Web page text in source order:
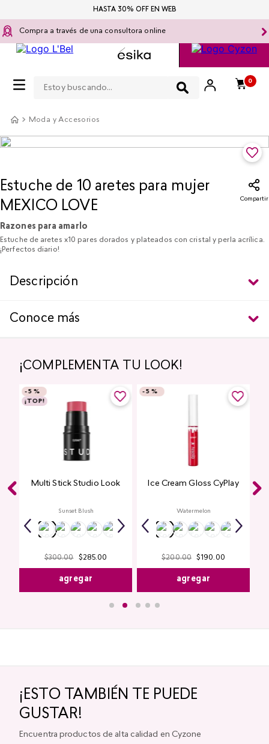
Compra a través de una consultora online
0
HASTA 30% OFF EN WEB
Moda y Accesorios
Estuche de 10 aretes para mujer
MEXICO LOVE
Compartir
Razones para amarlo
Estuche de aretes x10 pares dorados y plateados con cristal y perla acrílica.
¡Perfectos diario!
Descripción
Conoce más
¡COMPLEMENTA TU LOOK!
-5 %
¡TOP!
Multi Stick Studio Look
Sunset Blush
$300.00 $285.00
agregar
-5 %
Ice Cream Gloss CyPlay
Watermelon
$200.00 $190.00
agregar
¡ESTO TAMBIÉN TE PUEDE
GUSTAR!
Encuentra productos de alta calidad en Cyzone